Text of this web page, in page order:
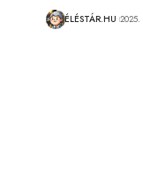
ÉLÉSTÁR.HU 2025.